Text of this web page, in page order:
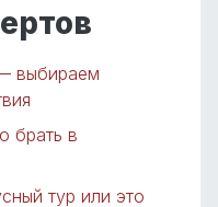
выбираем
брать в
тур или это